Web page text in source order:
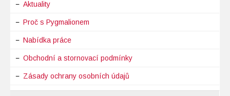
Aktuality
Proč s Pygmalionem
Nabídka práce
Obchodní a stornovací podmínky
Zásady ochrany osobních údajů